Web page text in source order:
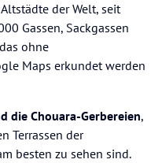
der Welt, seit
Gassen, Sackgassen
ohne
Maps erkundet werden
die Chouara-Gerbereien,
Terrassen der
besten zu sehen sind.